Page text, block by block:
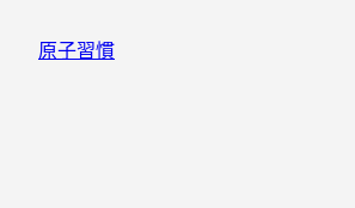
原子習慣